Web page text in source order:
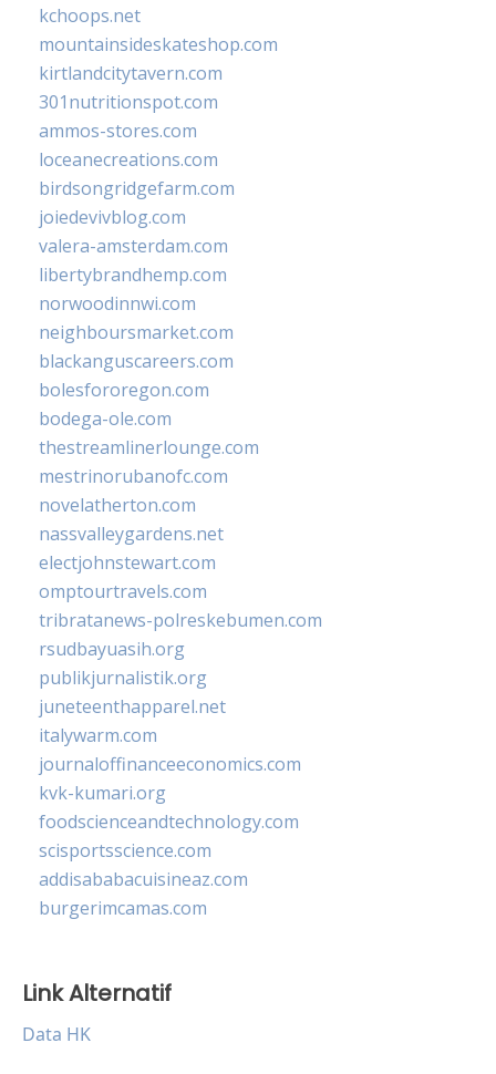
kchoops.net
mountainsideskateshop.com
kirtlandcitytavern.com
301nutritionspot.com
ammos-stores.com
loceanecreations.com
birdsongridgefarm.com
joiedevivblog.com
valera-amsterdam.com
libertybrandhemp.com
norwoodinnwi.com
neighboursmarket.com
blackanguscareers.com
bolesfororegon.com
bodega-ole.com
thestreamlinerlounge.com
mestrinorubanofc.com
novelatherton.com
nassvalleygardens.net
electjohnstewart.com
omptourtravels.com
tribratanews-polreskebumen.com
rsudbayuasih.org
publikjurnalistik.org
juneteenthapparel.net
italywarm.com
journaloffinanceeconomics.com
kvk-kumari.org
foodscienceandtechnology.com
scisportsscience.com
addisababacuisineaz.com
burgerimcamas.com
Link Alternatif
Data HK